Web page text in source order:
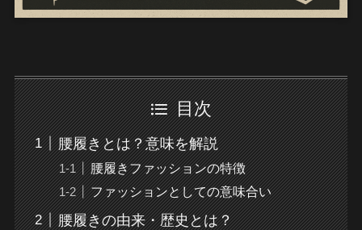
目次
腰履きとは？意味を解説
腰履きファッションの特徴
ファッションとしての意味合い
腰履きの由来・歴史とは？